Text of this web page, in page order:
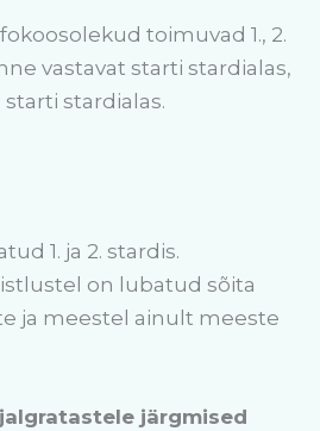
toimuvad 1., 2.
vastavat starti stardialas,
stardialas.
1. ja 2. stardis.
on lubatud sõita
ja meestel ainult meeste
järgmised